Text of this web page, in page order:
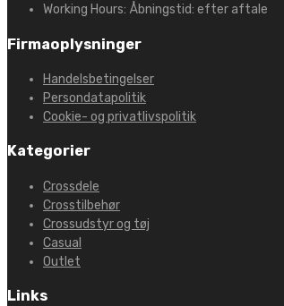
Working Hours: Åbningstid: efter aftale
Firmaoplysninger
Handelsbetingelser
Persondatapolitik
Cookie- og privatlivspolitik
Kategorier
Crossdele
Crosstilbehør
Crossudstyr og tøj
Casual
Outlet
Links